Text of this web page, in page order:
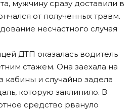
мужчину сразу доставили в
от полученных травм.
несчастного случая
ДТП оказалась водитель
стажем. Она заехала на
кабины и случайно задела
которую заклинило. В
средство рвануло